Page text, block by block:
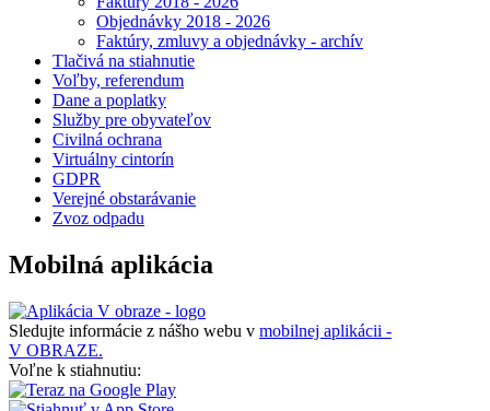
Objednávky 2018 - 2026
Faktúry, zmluvy a objednávky - archív
Tlačivá na stiahnutie
Voľby, referendum
Dane a poplatky
Služby pre obyvateľov
Civilná ochrana
Virtuálny cintorín
GDPR
Verejné obstarávanie
Zvoz odpadu
Mobilná aplikácia
Sledujte informácie z nášho webu v mobilnej aplikácii -
V OBRAZE.
Voľne k stiahnutiu: